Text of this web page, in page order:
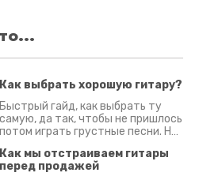
Как выбрать хорошую гитару?
Быстрый гайд, как выбрать ту
самую, да так, чтобы не пришлось
потом играть грустные песни. На
Как мы отстраиваем гитары
перед продажей